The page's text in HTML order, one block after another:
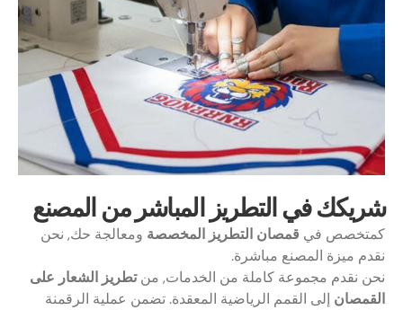
شريكك في التطريز المباشر من المصنع
كمتخصص في قمصان التطريز المخصصةومعالجة حك, نحن
نقدم ميزة المصنع مباشرة.
نحن نقدم مجموعة كاملة من الخدمات, منتطريز الشعار على
القمصانإلى القمم الرياضية المعقدة. تضمن عملية الرقمنة